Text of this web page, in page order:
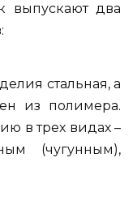
выпускают два
стальная, а
из полимера.
в трех видах –
(чугунным),